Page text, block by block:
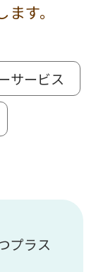
す。
サービス
プラス